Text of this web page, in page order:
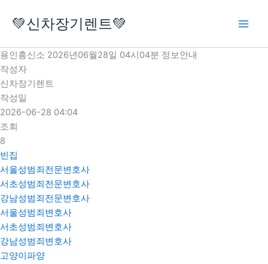
로
건
너
뛰
기
💚신차장기렌트💚
용인흥신소 2026년06월28일 04시04분 정보안내
작성자
신차장기렌트
작성일
2026-06-28 04:04
조회
8
빈집
서울성범죄전문변호사
서초성범죄전문변호사
강남성범죄전문변호사
서울성범죄변호사
서초성범죄변호사
강남성범죄변호사
고양이파양